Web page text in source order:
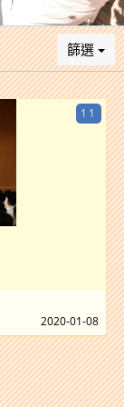
篩選
11
2020-01-08